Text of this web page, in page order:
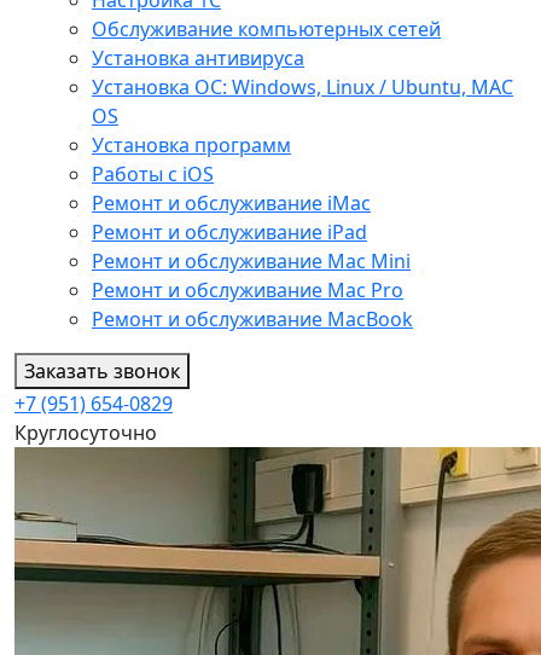
Обслуживание компьютерных сетей
Установка антивируса
Установка ОС: Windows, Linux / Ubuntu, МАС
OS
Установка программ
Работы с iOS
Ремонт и обслуживание iMac
Ремонт и обслуживание iPad
Ремонт и обслуживание Mac Mini
Ремонт и обслуживание Mac Pro
Ремонт и обслуживание MacBook
Заказать звонок
+7 (951) 654-0829
Круглосуточно